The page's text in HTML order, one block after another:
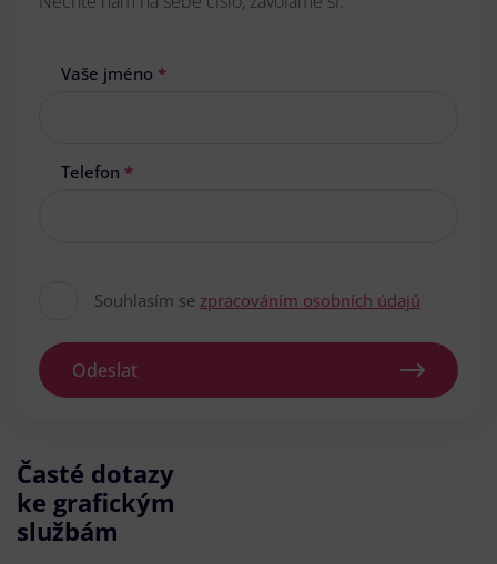
Vaše jméno *
Telefon *
Souhlasím se zpracováním osobních údajů
Odeslat
Časté dotazy
ke grafickým
službám